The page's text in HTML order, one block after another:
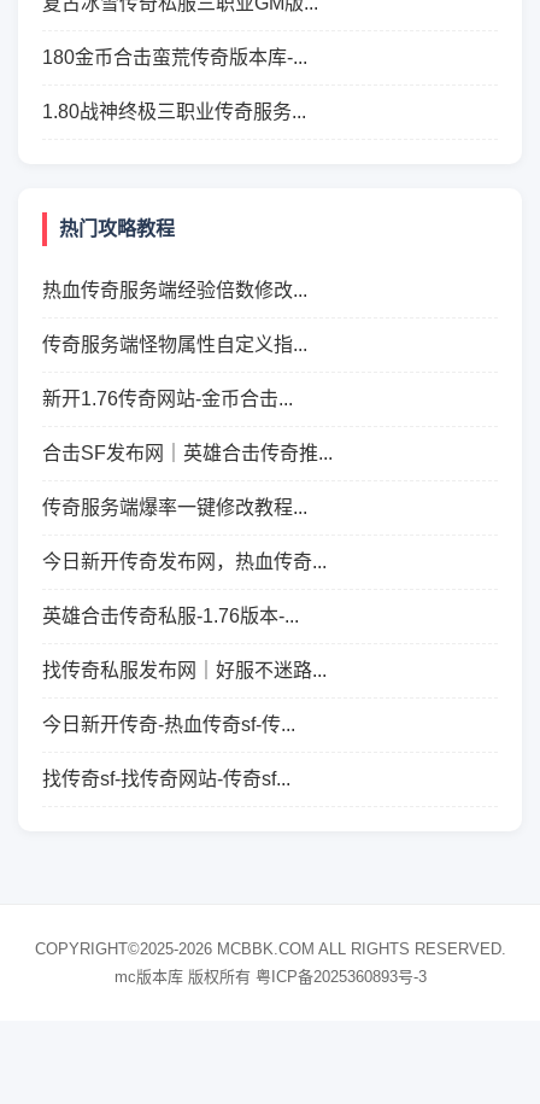
180金币合击蛮荒传奇版本库-...
1.80战神终极三职业传奇服务...
热门攻略教程
热血传奇服务端经验倍数修改...
传奇服务端怪物属性自定义指...
新开1.76传奇网站-金币合击...
合击SF发布网｜英雄合击传奇推...
传奇服务端爆率一键修改教程...
今日新开传奇发布网，热血传奇...
英雄合击传奇私服-1.76版本-...
找传奇私服发布网｜好服不迷路...
今日新开传奇-热血传奇sf-传...
找传奇sf-找传奇网站-传奇sf...
COPYRIGHT©2025-2026 MCBBK.COM ALL RIGHTS RESERVED.
mc版本库 版权所有 粤ICP备2025360893号-3